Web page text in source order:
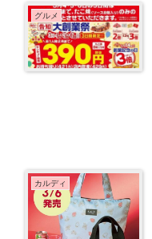
グルメ
カルディ